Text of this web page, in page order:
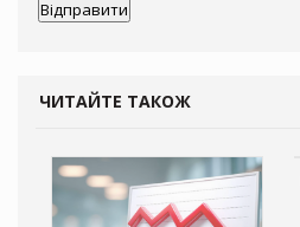
ЧИТАЙТЕ ТАКОЖ